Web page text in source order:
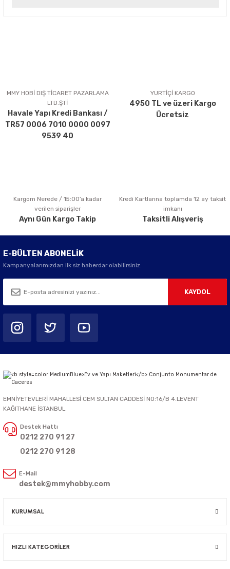
Ürün açıklamasında eksik bilgiler bulunuyor.
Ürün bilgilerinde hatalar bulunuyor.
Ürün fiyatı diğer sitelerden daha pahalı.
Bu ürüne benzer farklı alternatifler olmalı.
Gönder
MMY HOBİ DIŞ TİCARET PAZARLAMA
LTD.ŞTİ
Havale Yapı Kredi Bankası /
TR57 0006 7010 0000 0097
9539 40
YURTİÇİ KARGO
4950 TL ve üzeri Kargo
Ücretsiz
Kargom Nerede / 15:00’a kadar
verilen siparişler
Aynı Gün Kargo Takip
Kredi Kartlarına toplamda 12 ay taksit
imkanı
Taksitli Alışveriş
E-BÜLTEN ABONELİK
Kampanyalarımızdan ilk siz haberdar olabilirsiniz.
KAYDOL
EMNİYETEVLERİ MAHALLESİ CEM SULTAN CADDESİ NO:16/B 4.LEVENT
KAĞITHANE İSTANBUL
Destek Hattı
0212 270 91 27
0212 270 91 28
E-Mail
destek@mmyhobby.com
KURUMSAL
HIZLI KATEGORİLER